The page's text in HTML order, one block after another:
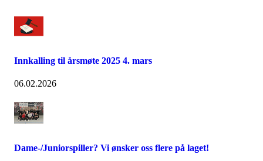
Innkalling til årsmøte 2025 4. mars
06.02.2026
Dame-/Juniorspiller? Vi ønsker oss flere på laget!